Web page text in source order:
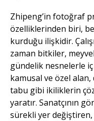
Zhipeng’in fotoğraf
özelliklerinden biri,
kurduğu ilişkidir.
zaman bitkiler,
gündelik nesnelerle
kamusal ve özel
tabu gibi ikiliklerin
yaratır. Sanatçının
sürekli yer değiştiren,